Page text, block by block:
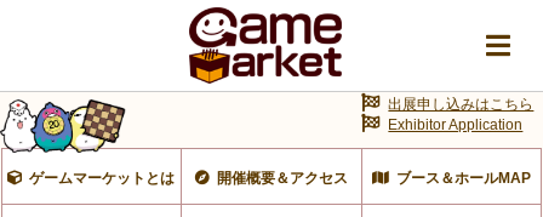
ゲームマーケットとは 開催概要＆アクセス ブース＆ホールMAP
出展申し込みはこちら
Exhibitor Application